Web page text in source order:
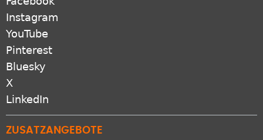
Instagram
YouTube
Pinterest
Bluesky
X
LinkedIn
ZUSATZANGEBOTE